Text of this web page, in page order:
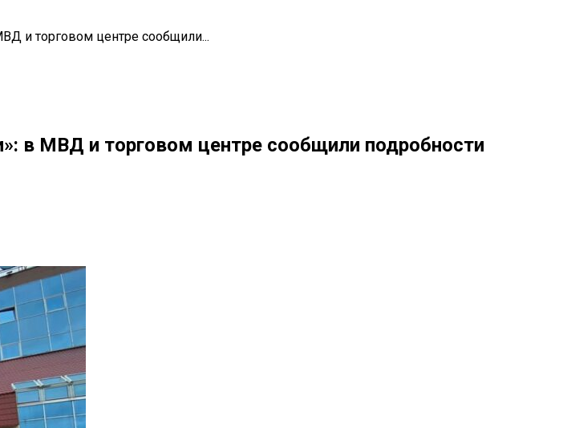
и торговом центре сообщили...
в МВД и торговом центре сообщили подробности